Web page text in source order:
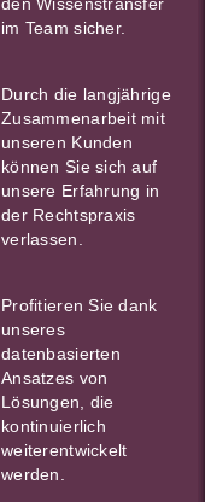
im Team sicher.
Durch die langjährige
Zusammenarbeit mit
unseren Kunden
können Sie sich auf
unsere Erfahrung in
der Rechtspraxis
verlassen.
Profitieren Sie dank
unseres
datenbasierten
Ansatzes von
Lösungen, die
kontinuierlich
weiterentwickelt
werden.